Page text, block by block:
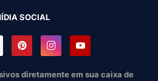
SOCIAL
diretamente em sua caixa de